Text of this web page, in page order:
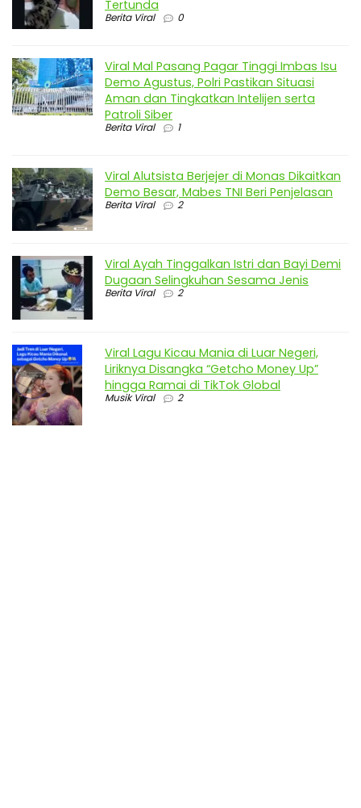
Tertunda
Berita Viral 0
Viral Mal Pasang Pagar Tinggi Imbas Isu
Demo Agustus, Polri Pastikan Situasi
Aman dan Tingkatkan Intelijen serta
Patroli Siber
Berita Viral 1
Viral Alutsista Berjejer di Monas Dikaitkan
Demo Besar, Mabes TNI Beri Penjelasan
Berita Viral 2
Viral Ayah Tinggalkan Istri dan Bayi Demi
Dugaan Selingkuhan Sesama Jenis
Berita Viral 2
Viral Lagu Kicau Mania di Luar Negeri,
Liriknya Disangka “Getcho Money Up”
hingga Ramai di TikTok Global
Musik Viral 2